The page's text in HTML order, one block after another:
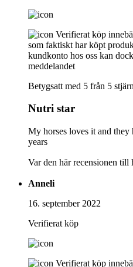
Verifierat köp
som faktiskt har köpt
kundkonto hos oss kan
meddelandet
Betygsatt med 5 från 5
Nutri star
My horses loves it and
years
Var den här recensionen till
Anneli
16. september 2022
Verifierat köp
Verifierat köp